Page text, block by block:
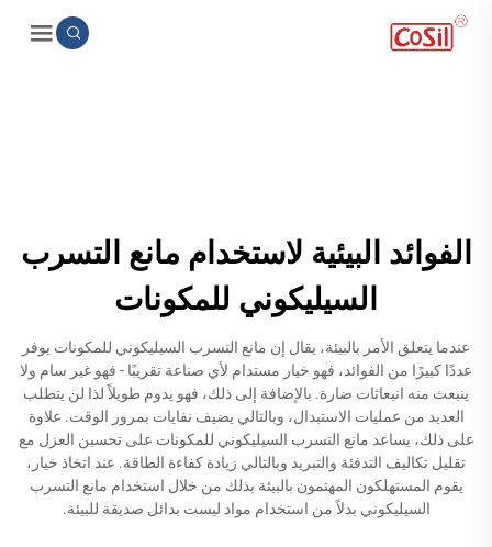
الفوائد البيئية لاستخدام مانع التسرب
السيليكوني للمكونات
عندما يتعلق الأمر بالبيئة، يقال إن مانع التسرب السيليكوني للمكونات يوفر
عددًا كبيرًا من الفوائد، فهو خيار مستدام لأي صناعة تقريبًا - فهو غير سام ولا
ينبعث منه انبعاثات ضارة. بالإضافة إلى ذلك، فهو يدوم طويلاً لذا لن يتطلب
العديد من عمليات الاستبدال، وبالتالي يضيف نفايات بمرور الوقت. علاوة
على ذلك، يساعد مانع التسرب السيليكوني للمكونات على تحسين العزل مع
تقليل تكاليف التدفئة والتبريد وبالتالي زيادة كفاءة الطاقة. عند اتخاذ خيار،
يقوم المستهلكون المهتمون بالبيئة بذلك من خلال استخدام مانع التسرب
السيليكوني بدلاً من استخدام مواد ليست بدائل صديقة للبيئة.